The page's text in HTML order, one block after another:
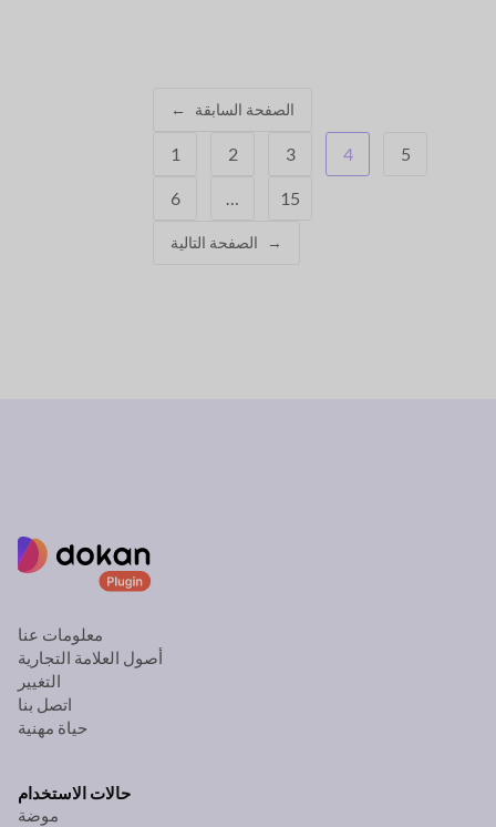
← الصفحة السابقة
1 2 3 4 5
6 … 15
الصفحة التالية →
معلومات عنا
أصول العلامة التجارية
التغيير
اتصل بنا
حياة مهنية
حالات الاستخدام
موضة